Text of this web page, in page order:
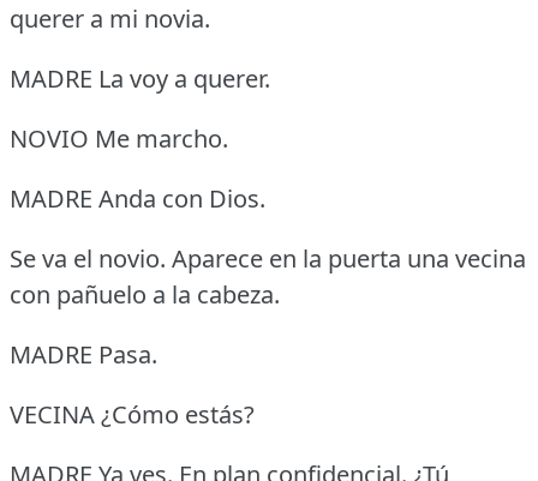
querer a mi novia.
MADRE La voy a querer.
NOVIO Me marcho.
MADRE Anda con Dios.
Se va el novio. Aparece en la puerta una vecina
con pañuelo a la cabeza.
MADRE Pasa.
VECINA ¿Cómo estás?
MADRE Ya ves. En plan confidencial. ¿Tú